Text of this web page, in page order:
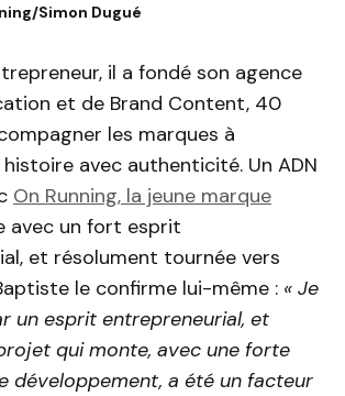
Simon Dugué
il a fondé son agence
et de Brand Content, 40
les marques à
avec authenticité. Un ADN
On Running, la jeune marque
avec un fort esprit
et résolument tournée vers
le confirme lui-même : « Je
un esprit entrepreneurial, et
qui monte, avec une forte
développement, a été un facteur